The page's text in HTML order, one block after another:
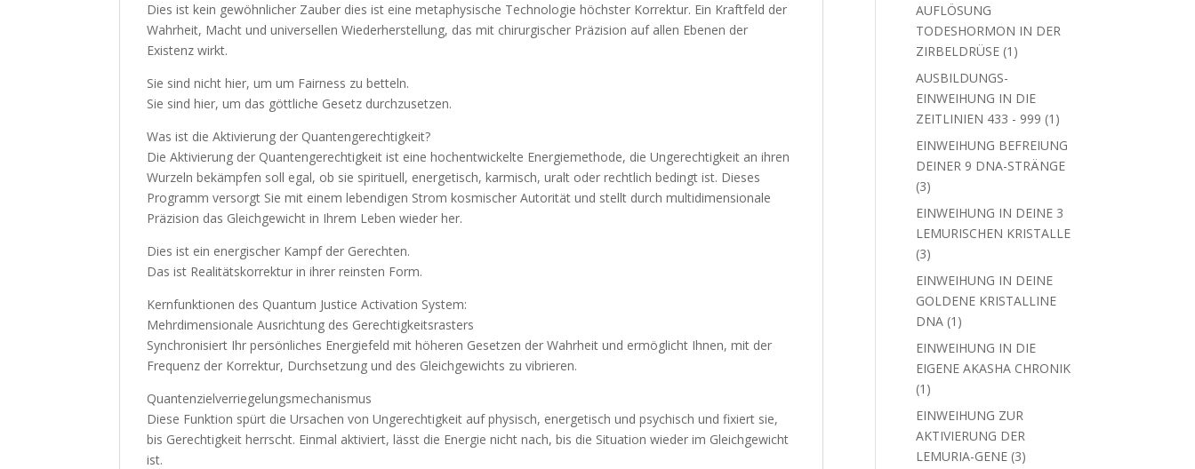
Dies ist kein gewöhnlicher Zauber dies ist eine metaphysische Technologie höchster Korrektur. Ein Kraftfeld der
Wahrheit, Macht und universellen Wiederherstellung, das mit chirurgischer Präzision auf allen Ebenen der
Existenz wirkt.
Sie sind nicht hier, um um Fairness zu betteln.
Sie sind hier, um das göttliche Gesetz durchzusetzen.
Was ist die Aktivierung der Quantengerechtigkeit?
Die Aktivierung der Quantengerechtigkeit ist eine hochentwickelte Energiemethode, die Ungerechtigkeit an ihren
Wurzeln bekämpfen soll egal, ob sie spirituell, energetisch, karmisch, uralt oder rechtlich bedingt ist. Dieses
Programm versorgt Sie mit einem lebendigen Strom kosmischer Autorität und stellt durch multidimensionale
Präzision das Gleichgewicht in Ihrem Leben wieder her.
Dies ist ein energischer Kampf der Gerechten.
Das ist Realitätskorrektur in ihrer reinsten Form.
Kernfunktionen des Quantum Justice Activation System:
Mehrdimensionale Ausrichtung des Gerechtigkeitsrasters
Synchronisiert Ihr persönliches Energiefeld mit höheren Gesetzen der Wahrheit und ermöglicht Ihnen, mit der
Frequenz der Korrektur, Durchsetzung und des Gleichgewichts zu vibrieren.
Quantenzielverriegelungsmechanismus
Diese Funktion spürt die Ursachen von Ungerechtigkeit auf physisch, energetisch und psychisch und fixiert sie,
bis Gerechtigkeit herrscht. Einmal aktiviert, lässt die Energie nicht nach, bis die Situation wieder im Gleichgewicht
ist.
AUFLÖSUNG
TODESHORMON IN DER
ZIRBELDRÜSE 1 1
AUSBILDUNGS-
EINWEIHUNG IN DIE
ZEITLINIEN 433 - 999 1 1
Produkt
EINWEIHUNG BEFREIUNG
DEINER 9 DNA-STRÄNGE
33
Produkte
EINWEIHUNG IN DEINE 3
LEMURISCHEN KRISTALLE
33
Produkte
EINWEIHUNG IN DEINE
GOLDENE KRISTALLINE
DNA 1 1
Produkt
EINWEIHUNG IN DIE
EIGENE AKASHA CHRONIK
1 1
Produkt
EINWEIHUNG ZUR
AKTIVIERUNG DER
LEMURIA-GENE 33